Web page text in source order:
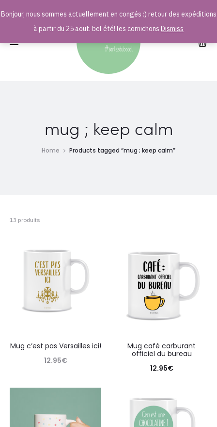
mug ; keep calm
Home Products tagged “mug ; keep calm”
13 produits
Mug c’est pas Versailles ici!
12.95€
Mug café carburant
officiel du bureau
12.95€
Bonjour, nous sommes actuellement en congés :) retour des expéditions
à partir du 25 aout. bel été! les cornichons Dismiss